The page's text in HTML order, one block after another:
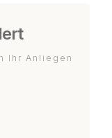
Ihr Anliegen